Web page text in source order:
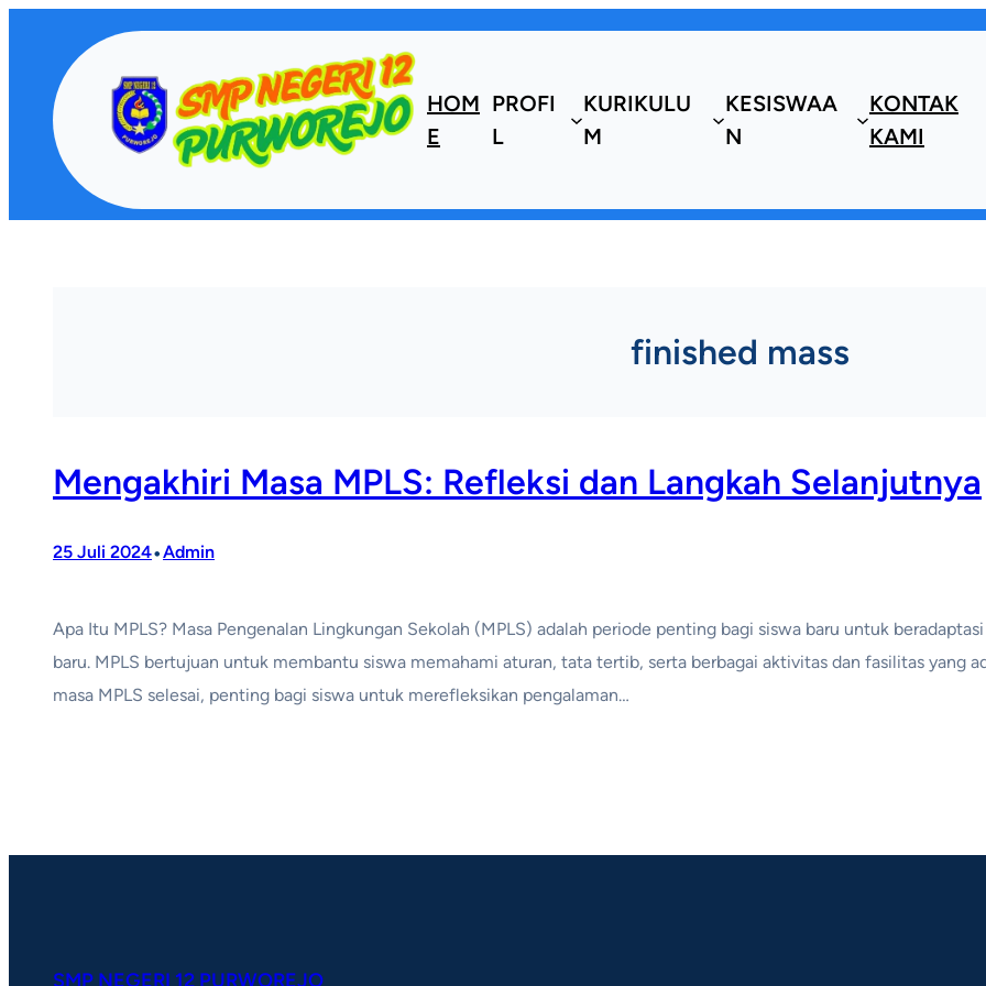
konten
HOM
E
PROFI
L
KURIKULU
M
KESISWAA
N
KONTAK
KAMI
finished mass
Mengakhiri Masa MPLS: Refleksi dan Langkah Selanjutnya
25 Juli 2024•Admin
Apa Itu MPLS? Masa Pengenalan Lingkungan Sekolah (MPLS) adalah periode penting bagi siswa baru untuk
baru. MPLS bertujuan untuk membantu siswa memahami aturan, tata tertib, serta berbagai aktivitas dan fasilitas yang
masa MPLS selesai, penting bagi siswa untuk merefleksikan pengalaman…
SMP NEGERI 12 PURWOREJO